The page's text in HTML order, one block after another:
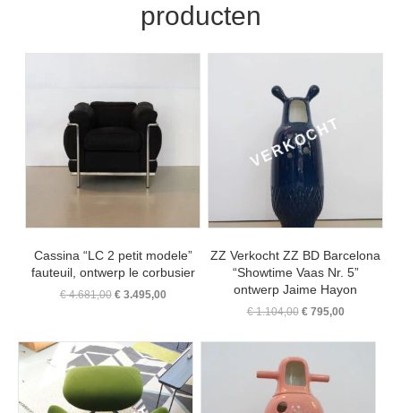
producten
Cassina “LC 2 petit modele”
fauteuil, ontwerp le corbusier
€4.681,00 Oorspronkelijke
€ 4.681,00.
€3.495,00Huidige
€ 3.495,00.
ZZ Verkocht ZZ BD Barcelona
“Showtime Vaas Nr. 5”
ontwerp Jaime Hayon
€1.104,00 Oorspronkelijke
was:
€ 1.104,00.
€795,00Huidige
is: